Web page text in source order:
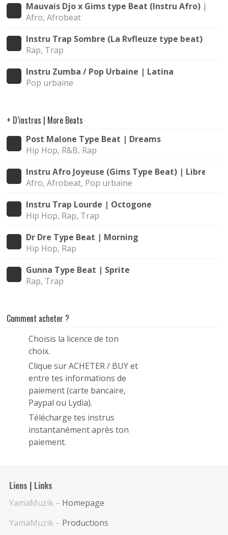
Mauvais Djo x Gims type Beat (Instru Afro) |
Afro, Afrobeat
Instru Trap Sombre (La Rvfleuze type beat) |
Rap, Trap
Instru Zumba / Pop Urbaine | Latina
Pop urbaine
+ D’instrus | More Beats
Post Malone Type Beat | Dreams
Hip Hop, R&B, Rap
Instru Afro Joyeuse (Gims Type Beat) | Libre
Afro, Afrobeat, Pop urbaine
Instru Trap Lourde | Octogone
Hip Hop, Rap, Trap
Dr Dre Type Beat | Morning
Hip Hop, Rap
Gunna Type Beat | Sprite
Rap, Trap
Comment acheter ?
Choisis la licence de ton
choix.
Clique sur ACHETER / BUY et
entre tes informations de
paiement (carte bancaire,
Paypal ou Lydia).
Télécharge tes instrus
instantanément après ton
paiement.
Liens | Links
YamaMuzik – Homepage
YamaMuzik – Productions